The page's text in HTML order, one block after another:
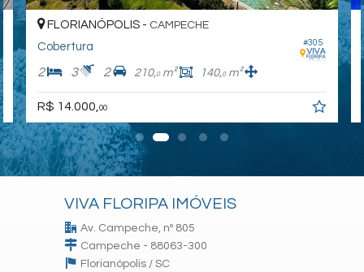
#305
FLORIANÓPOLIS - CAMPECHE
Cobertura
2 3 2 210,0m² 140,0m²
R$ 14.000,00
VIVA FLORIPA IMÓVEIS
Av. Campeche, nº 805
Campeche - 88063-300
Florianópolis / SC